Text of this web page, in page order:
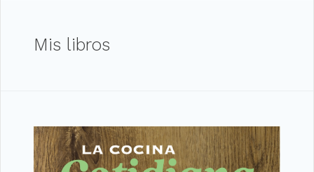
Mis libros